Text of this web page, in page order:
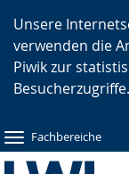
Unsere
verwenden die
Piwik zur
Besucherzugriffe.
Fachbereiche